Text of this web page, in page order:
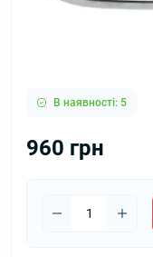
В наявності: 5
960 грн